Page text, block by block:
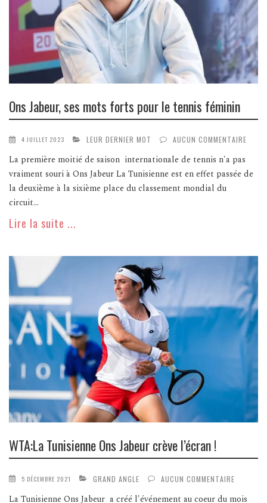
Ons Jabeur, ses mots forts pour le tennis féminin
4 JUILLET 2023 LEUR DERNIER MOT AUCUN COMMENTAIRE
La première moitié de saison internationale de tennis n'a pas
vraiment souri à Ons Jabeur La Tunisienne est en effet passée de
la deuxième à la sixième place du classement mondial du
circuit...
Lire la suite ...
WTA:La Tunisienne Ons Jabeur crève l’écran !
5 DÉCEMBRE 2021 GRAND ANGLE AUCUN COMMENTAIRE
La Tunisienne Ons Jabeur a créé l'événement au coeur du mois